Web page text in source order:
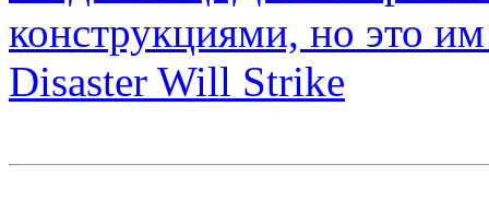
Disaster Will Strike